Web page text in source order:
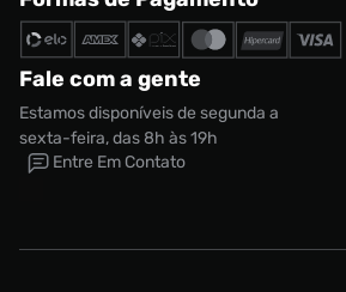
Fale com a gente
Estamos disponíveis de segunda a
sexta-feira, das 8h às 19h
Entre Em Contato